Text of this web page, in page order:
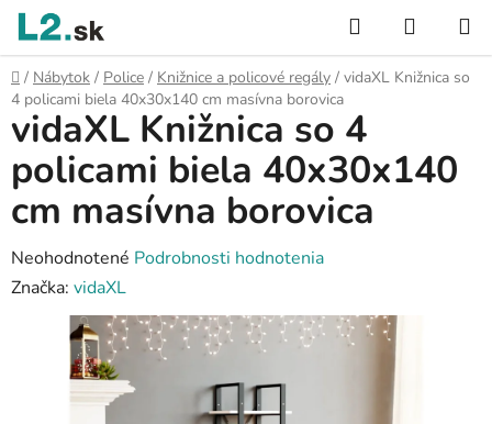
Prejsť
obsah
Hľadať
KOŠÍK
Domov
/ Nábytok / Police / Knižnice a policové regály / vidaXL Knižnica so
4 policami biela 40x30x140 cm masívna borovica
vidaXL Knižnica so 4
policami biela 40x30x140
cm masívna borovica
Priemerné
hodnotenie
produktu
Neohodnotené Podrobnosti hodnotenia
Značka: vidaXL